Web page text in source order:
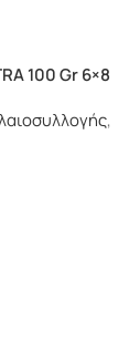
100 Gr 6×8
,